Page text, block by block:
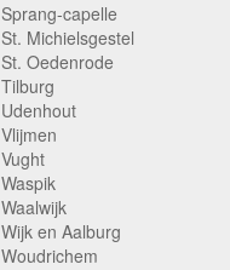
Sprang-capelle
St. Michielsgestel
St. Oedenrode
Tilburg
Udenhout
Vlijmen
Vught
Waspik
Waalwijk
Wijk en Aalburg
Woudrichem